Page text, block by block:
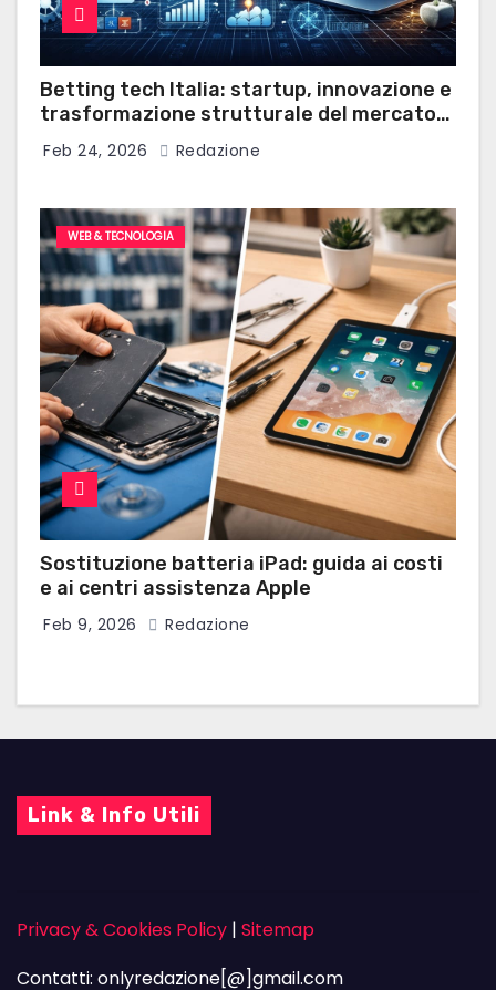
Betting tech Italia: startup, innovazione e
trasformazione strutturale del mercato
delle scommesse sportive
Feb 24, 2026 Redazione
WEB & TECNOLOGIA
Sostituzione batteria iPad: guida ai costi
e ai centri assistenza Apple
Feb 9, 2026 Redazione
Link & Info Utili
Privacy & Cookies Policy | Sitemap
Contatti: onlyredazione[@]gmail.com